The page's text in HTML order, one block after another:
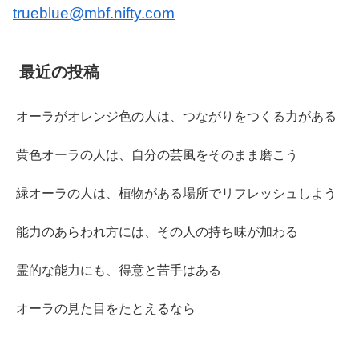
trueblue@mbf.nifty.com
最近の投稿
オーラがオレンジ色の人は、つながりをつくる力がある
黄色オーラの人は、自分の芸風をそのまま磨こう
緑オーラの人は、植物がある場所でリフレッシュしよう
能力のあらわれ方には、その人の持ち味が加わる
霊的な能力にも、得意と苦手はある
オーラの見た目をたとえるなら